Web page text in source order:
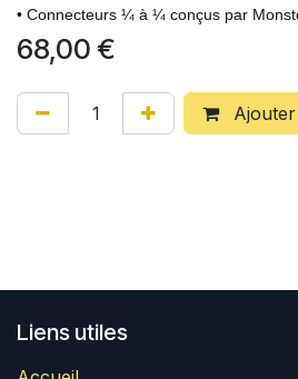
• Connecteurs ¼ à ¼ conçus par
68,00 €
Liens utiles